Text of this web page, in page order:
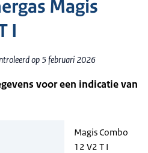
Magis
I
op 5 februari 2026
voor een indicatie van
Magis Combo
12 V2 T I